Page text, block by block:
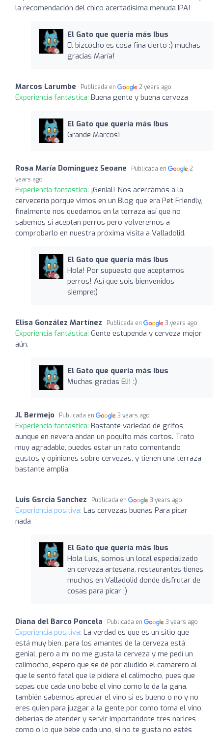
la recomendación del chico acertadisima menuda IPA!
El Gato que quería más Ibus
El bizcocho es cosa fina cierto :) muchas
gracias María!
Marcos Larumbe Publicada en 2 years ago
Experiencia fantástica: Buena gente y buena cerveza
El Gato que quería más Ibus
Grande Marcos!
Rosa María Domínguez Seoane Publicada en
2
years ago
Experiencia fantástica: ¡Genial! Nos acercamos a la
cervecería porque vimos en un Blog que era Pet Friendly,
finalmente nos quedamos en la terraza así que no
sabemos si aceptan perros pero volveremos a
comprobarlo en nuestra próxima visita a Valladolid.
El Gato que quería más Ibus
Hola! Por supuesto que aceptamos
perros! Así que sois bienvenidos
siempre:)
Elisa González Martínez Publicada en 3 years ago
Experiencia fantástica: Gente estupenda y cerveza mejor
aún.
El Gato que quería más Ibus
Muchas gracias Eli! :)
JL Bermejo Publicada en 3 years ago
Experiencia fantástica: Bastante variedad de grifos,
aunque en nevera andan un poquito más cortos. Trato
muy agradable, puedes estar un rato comentando
gustos y opiniones sobre cervezas, y tienen una terraza
bastante amplia.
Luis Gsrcia Sanchez Publicada en 3 years ago
Experiencia positiva: Las cervezas buenas Para picar
nada
El Gato que quería más Ibus
Hola Luis, somos un local especializado
en cerveza artesana, restaurantes tienes
muchos en Valladolid donde disfrutar de
cosas para picar ;)
Diana del Barco Poncela Publicada en 3 years ago
Experiencia positiva: La verdad es que es un sitio que
está muy bien, para los amantes de la cerveza está
genial, pero a mi no me gusta la cerveza y me pedí un
calimocho, espero que se dé por aludido el camarero al
que le sentó fatal que le pidiera el calimocho, pues que
sepas que cada uno bebe el vino como le da la gana,
también sabemos apreciar el vino si es bueno o no y no
eres quien para juzgar a la gente por como toma el vino,
deberías de atender y servir importandote tres narices
como o lo que bebe cada uno, si no te gusta no estés